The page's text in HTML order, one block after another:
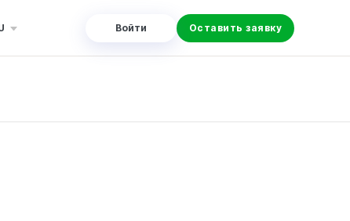
Войти Оставить заявку